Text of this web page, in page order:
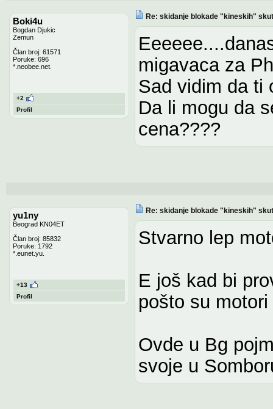
Boki4u
Bogdan Djukic
Zemun
Član broj: 61571
Poruke: 696
*.neobee.net.
+2
Profil
Re: skidanje blokade "kineskih"
migavaca za
Sad vidim da ti
Da li mogu da
cena????
yu1ny
Beograd KN04ET
Član broj: 85832
Poruke: 1792
*.eunet.yu.
+13
Profil
Re: skidanje blokade "kineskih"
Stvarno lep
E još kad bi
pošto su
Ovde u Bg
svoje u